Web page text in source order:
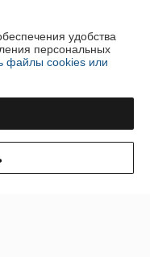
удобства
персональных
файлы cookies или